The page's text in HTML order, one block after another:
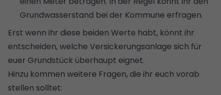
Grundwasserstand bei der Kommune erfragen.
Erst wenn ihr diese beiden Werte habt, könnt ihr
entscheiden, welche Versickerungsanlage sich für
euer Grundstück überhaupt eignet.
Hinzu kommen weitere Fragen, die ihr euch vorab
stellen solltet: